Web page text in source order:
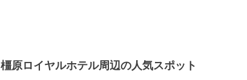
橿原ロイヤルホテル周辺の人気スポット